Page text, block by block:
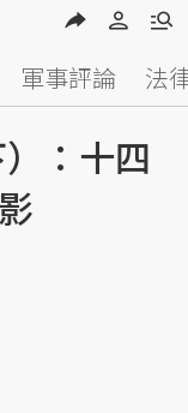
軍事評論 法
：十四